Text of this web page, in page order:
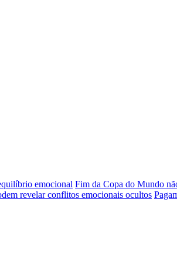
emocional Fim da Copa do Mundo
revelar conflitos emocionais ocultos